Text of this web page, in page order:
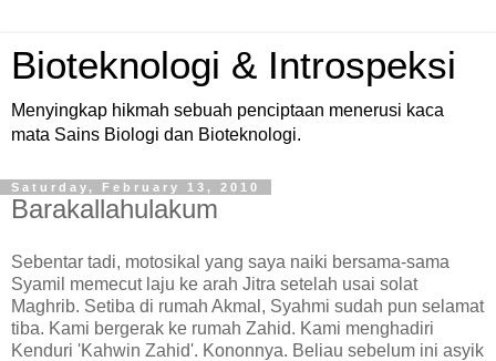
Bioteknologi & Introspeksi
Menyingkap hikmah sebuah penciptaan menerusi kaca
mata Sains Biologi dan Bioteknologi.
Saturday, February 13, 2010
Barakallahulakum
Sebentar tadi, motosikal yang saya naiki bersama-sama
Syamil memecut laju ke arah Jitra setelah usai solat
Maghrib. Setiba di rumah Akmal, Syahmi sudah pun selamat
tiba. Kami bergerak ke rumah Zahid. Kami menghadiri
Kenduri 'Kahwin Zahid'. Kononnya. Beliau sebelum ini asyik